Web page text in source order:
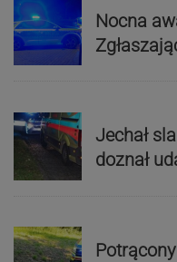
Nocna
Jechał
doznał